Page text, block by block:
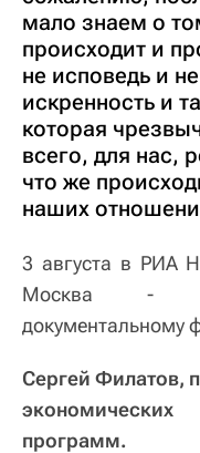
мало знаем о
происходит и
не исповедь и
искренность и
которая
всего, для нас,
что же
наших
3 августа в РИА
Москва -
документальному
Сергей Филатов,
программ.